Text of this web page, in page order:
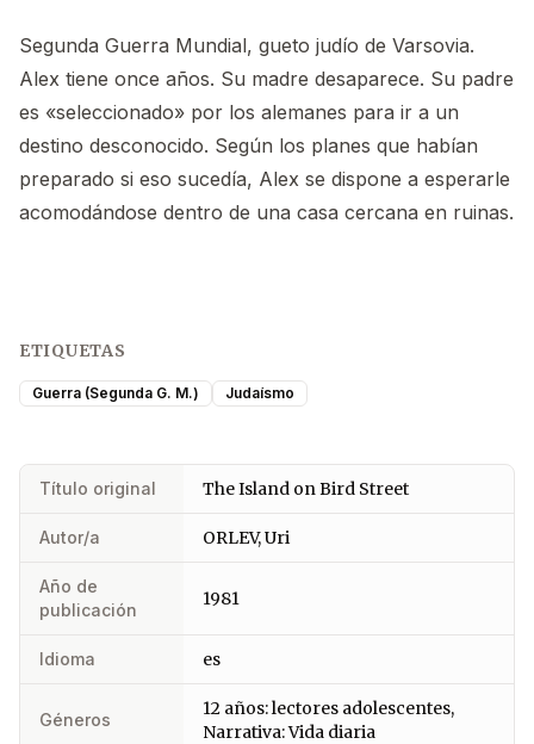
Segunda Guerra Mundial, gueto judío de Varsovia.
Alex tiene once años. Su madre desaparece. Su padre
es «seleccionado» por los alemanes para ir a un
destino desconocido. Según los planes que habían
preparado si eso sucedía, Alex se dispone a esperarle
acomodándose dentro de una casa cercana en ruinas.
ETIQUETAS
Guerra (Segunda G. M.) Judaísmo
Título original The Island on Bird Street
Autor/a ORLEV, Uri
Año de
publicación
1981
Idioma es
Géneros
12 años: lectores adolescentes,
Narrativa: Vida diaria